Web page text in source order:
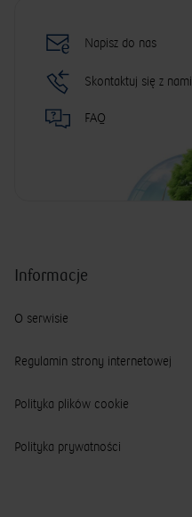
Napisz do nas
Skontaktuj się z nami
FAQ
Informacje
O serwisie
Regulamin strony internetowej
Polityka plików cookie
Polityka prywatności